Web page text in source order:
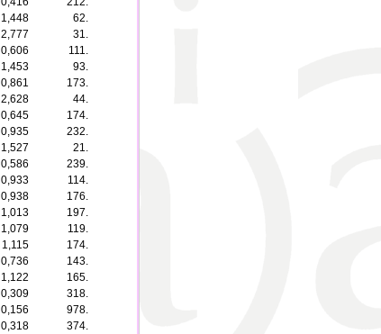
1,448
62.
2,777
31.
0,606
111.
1,453
93.
0,861
173.
2,628
44.
0,645
174.
0,935
232.
1,527
21.
0,586
239.
0,933
114.
0,938
176.
1,013
197.
1,079
119.
1,115
174.
0,736
143.
1,122
165.
0,309
318.
0,156
978.
0,318
374.